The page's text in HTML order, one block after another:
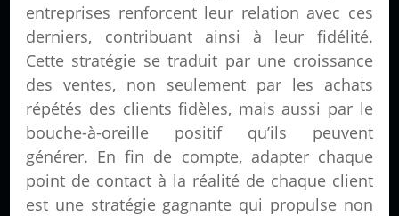
entreprises renforcent leur relation avec ces
derniers, contribuant ainsi à leur fidélité.
Cette stratégie se traduit par une croissance
des ventes, non seulement par les achats
répétés des clients fidèles, mais aussi par le
bouche-à-oreille positif qu’ils peuvent
générer. En fin de compte, adapter chaque
point de contact à la réalité de chaque client
est une stratégie gagnante qui propulse non